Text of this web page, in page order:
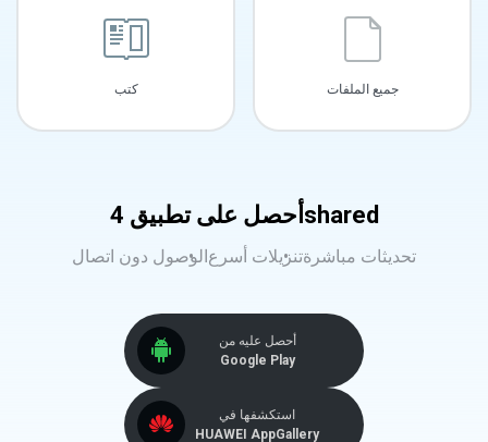
كتب جميع الملفات
أحصل على تطبيق 4shared
الوصول دون اتصالتنزيلات أسرعتحديثات مباشرة
أحصل عليه من
Google Play
استكشفها في
HUAWEI AppGallery